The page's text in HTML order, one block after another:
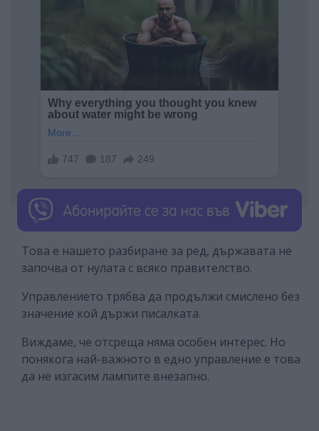
Това е нашето разбиране за ред, държавата не
започва от нулата с всяко правителство.
Управлението трябва да продължи смислено без
значение кой държи писалката.
Виждаме, че отсреща няма особен интерес. Но
понякога най-важното в едно управление е това
да не изгасим лампите внезапно.